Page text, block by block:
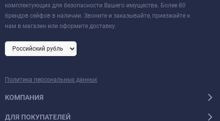
комплектующих для безопасности Вашего имущества. Более 80
брендов сейфов в наличии. Звоните и заказывайте, приезжайте к
нам в магазин или оформите доставку.
Политика персональных данных
КОМПАНИЯ
ДЛЯ ПОКУПАТЕЛЕЙ